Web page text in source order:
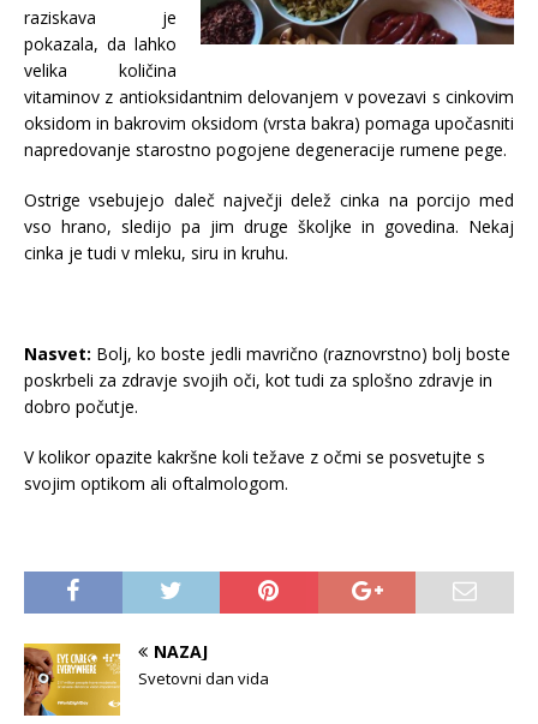
raziskava je
pokazala, da lahko
velika količina
vitaminov z antioksidantnim delovanjem v povezavi s cinkovim
oksidom in bakrovim oksidom (vrsta bakra) pomaga upočasniti
napredovanje starostno pogojene degeneracije rumene pege.
Ostrige vsebujejo daleč največji delež cinka na porcijo med
vso hrano, sledijo pa jim druge školjke in govedina. Nekaj
cinka je tudi v mleku, siru in kruhu.
Nasvet: Bolj, ko boste jedli mavrično (raznovrstno) bolj boste
poskrbeli za zdravje svojih oči, kot tudi za splošno zdravje in
dobro počutje.
V kolikor opazite kakršne koli težave z očmi se posvetujte s
svojim optikom ali oftalmologom.
NAZAJ
Svetovni dan vida